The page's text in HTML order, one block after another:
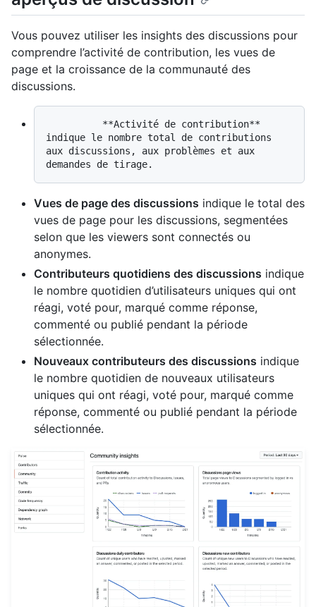
Vous pouvez utiliser les insights des discussions pour
comprendre l’activité de contribution, les vues de
page et la croissance de la communauté des
discussions.
indique le nombre total de contributions
aux discussions, aux problèmes et aux
Vues de page des discussions indique le total des
vues de page pour les discussions, segmentées
selon que les viewers sont connectés ou
anonymes.
Contributeurs quotidiens des discussions indique
le nombre quotidien d’utilisateurs uniques qui ont
réagi, voté pour, marqué comme réponse,
commenté ou publié pendant la période
sélectionnée.
Nouveaux contributeurs des discussions indique
le nombre quotidien de nouveaux utilisateurs
uniques qui ont réagi, voté pour, marqué comme
réponse, commenté ou publié pendant la période
sélectionnée.